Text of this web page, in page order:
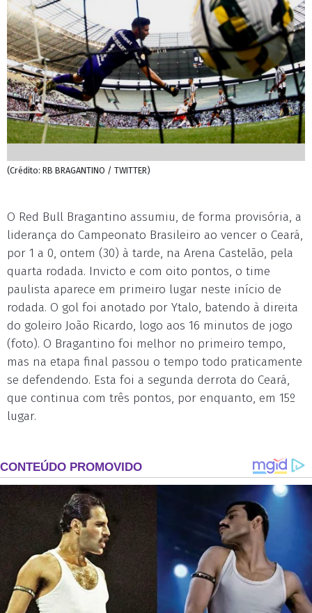
(Crédito: RB BRAGANTINO / TWITTER)
O Red Bull Bragantino assumiu, de forma provisória, a
liderança do Campeonato Brasileiro ao vencer o Ceará,
por 1 a 0, ontem (30) à tarde, na Arena Castelão, pela
quarta rodada. Invicto e com oito pontos, o time
paulista aparece em primeiro lugar neste início de
rodada. O gol foi anotado por Ytalo, batendo à direita
do goleiro João Ricardo, logo aos 16 minutos de jogo
(foto). O Bragantino foi melhor no primeiro tempo,
mas na etapa final passou o tempo todo praticamente
se defendendo. Esta foi a segunda derrota do Ceará,
que continua com três pontos, por enquanto, em 15º
lugar.